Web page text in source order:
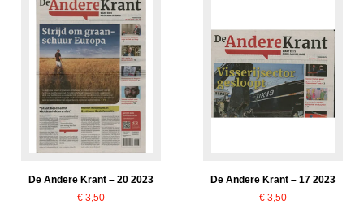
De Andere Krant – 20 2023
€ 3,50
De Andere Krant – 17 2023
€ 3,50